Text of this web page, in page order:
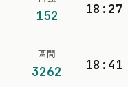
152 18:27
區間
3262 18:41